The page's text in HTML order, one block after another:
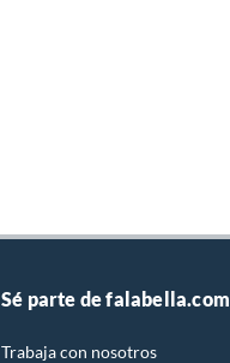
Sé parte de falabella.com
Trabaja con nosotros